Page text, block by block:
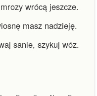
wrócą jeszcze.
masz nadzieję.
sanie, szykuj wóz.